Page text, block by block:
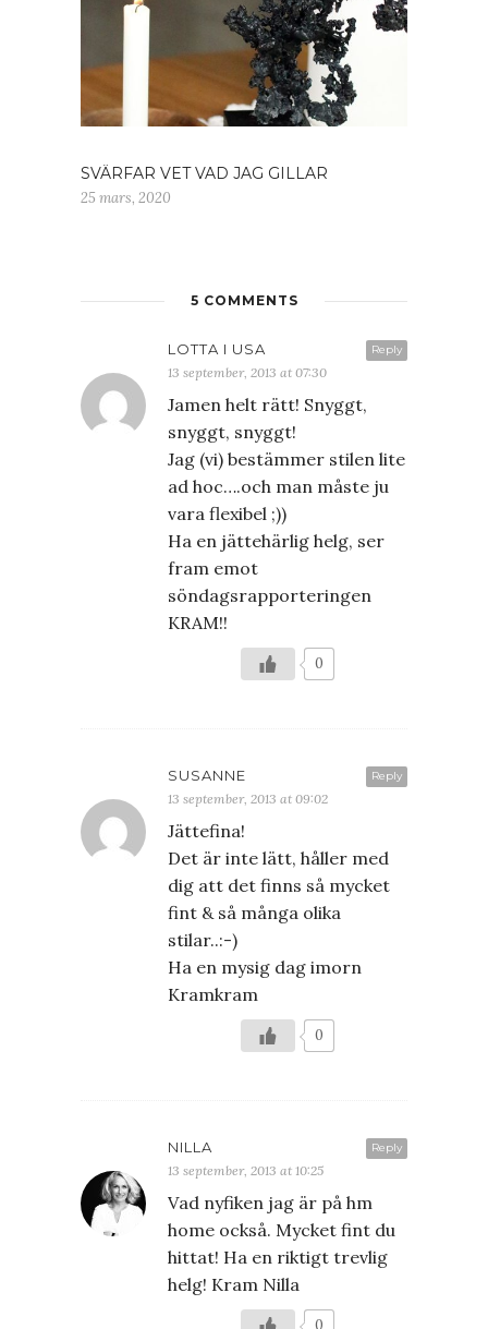
SVÄRFAR VET VAD JAG GILLAR
25 mars, 2020
5 COMMENTS
Reply
LOTTA I USA
13 september, 2013 at 07:30
Jamen helt rätt! Snyggt,
snyggt, snyggt!
Jag (vi) bestämmer stilen lite
ad hoc….och man måste ju
vara flexibel ;))
Ha en jättehärlig helg, ser
fram emot
söndagsrapporteringen
KRAM!!
0
Reply
SUSANNE
13 september, 2013 at 09:02
Jättefina!
Det är inte lätt, håller med
dig att det finns så mycket
fint & så många olika
stilar..:-)
Ha en mysig dag imorn
Kramkram
0
Reply
NILLA
13 september, 2013 at 10:25
Vad nyfiken jag är på hm
home också. Mycket fint du
hittat! Ha en riktigt trevlig
helg! Kram Nilla